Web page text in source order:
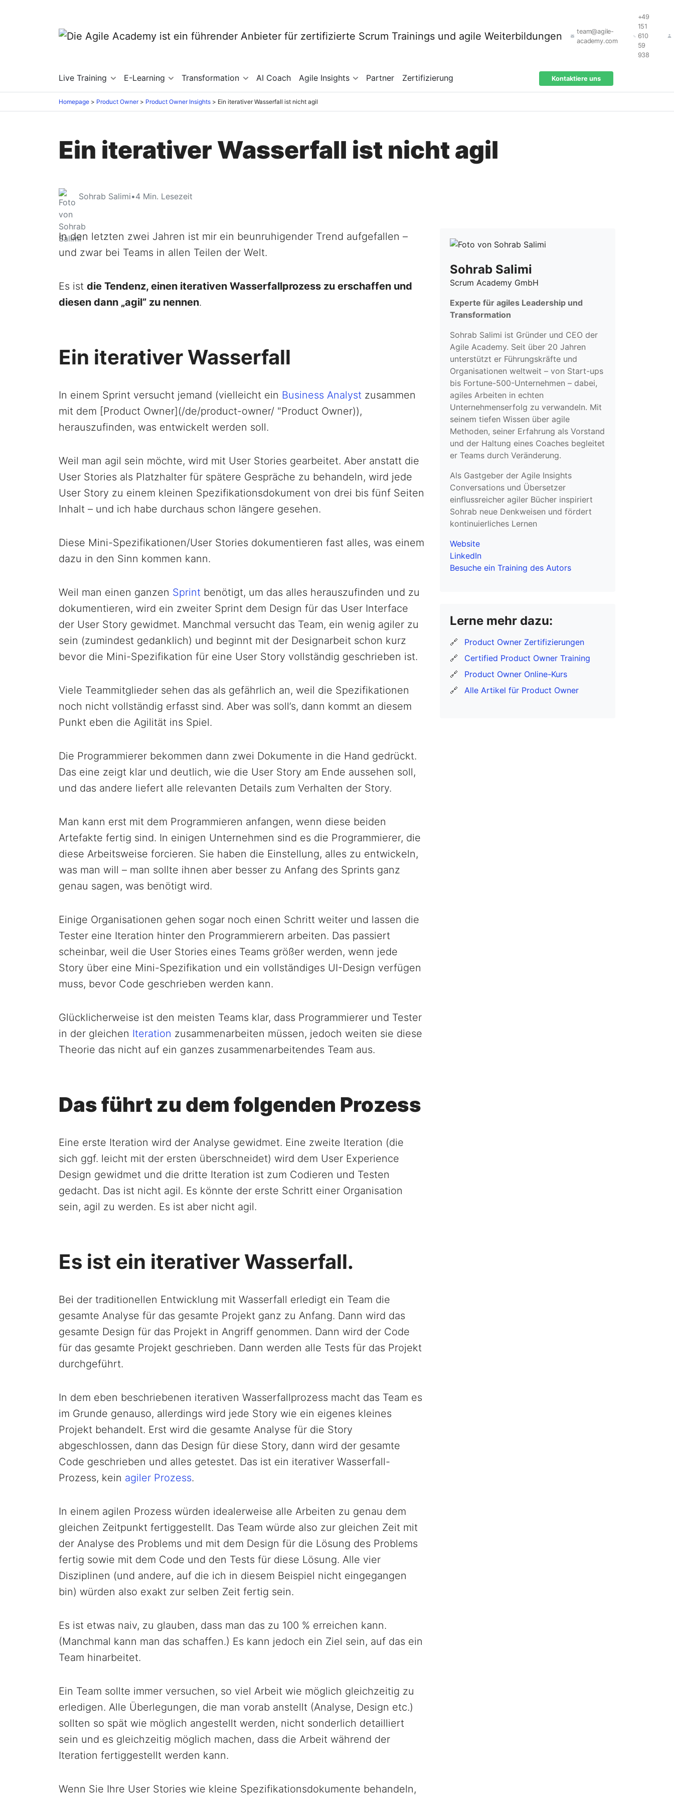
team@agile-
academy.com
+49
151
610
59
938
Live Training E-Learning Transformation AI Coach Agile Insights Partner Zertifizierung Kontaktiere uns
Homepage Product Owner Product Owner Insights Ein iterativer Wasserfall ist nicht agil
Ein iterativer Wasserfall ist nicht agil
Sohrab Salimi•4 Min. Lesezeit
In den letzten zwei Jahren ist mir ein beunruhigender Trend aufgefallen –
und zwar bei Teams in allen Teilen der Welt.
Es ist die Tendenz, einen iterativen Wasserfallprozess zu erschaffen und
diesen dann „agil” zu nennen.
Ein iterativer Wasserfall
In einem Sprint versucht jemand (vielleicht ein Business Analyst zusammen
mit dem [Product Owner](/de/product-owner/ "Product Owner)),
herauszufinden, was entwickelt werden soll.
Weil man agil sein möchte, wird mit User Stories gearbeitet. Aber anstatt die
User Stories als Platzhalter für spätere Gespräche zu behandeln, wird jede
User Story zu einem kleinen Spezifikationsdokument von drei bis fünf Seiten
Inhalt – und ich habe durchaus schon längere gesehen.
Diese Mini-Spezifikationen/User Stories dokumentieren fast alles, was einem
dazu in den Sinn kommen kann.
Weil man einen ganzen Sprint benötigt, um das alles herauszufinden und zu
dokumentieren, wird ein zweiter Sprint dem Design für das User Interface
der User Story gewidmet. Manchmal versucht das Team, ein wenig agiler zu
sein (zumindest gedanklich) und beginnt mit der Designarbeit schon kurz
bevor die Mini-Spezifikation für eine User Story vollständig geschrieben ist.
Viele Teammitglieder sehen das als gefährlich an, weil die Spezifikationen
noch nicht vollständig erfasst sind. Aber was soll’s, dann kommt an diesem
Punkt eben die Agilität ins Spiel.
Die Programmierer bekommen dann zwei Dokumente in die Hand gedrückt.
Das eine zeigt klar und deutlich, wie die User Story am Ende aussehen soll,
und das andere liefert alle relevanten Details zum Verhalten der Story.
Man kann erst mit dem Programmieren anfangen, wenn diese beiden
Artefakte fertig sind. In einigen Unternehmen sind es die Programmierer, die
diese Arbeitsweise forcieren. Sie haben die Einstellung, alles zu entwickeln,
was man will – man sollte ihnen aber besser zu Anfang des Sprints ganz
genau sagen, was benötigt wird.
Einige Organisationen gehen sogar noch einen Schritt weiter und lassen die
Tester eine Iteration hinter den Programmierern arbeiten. Das passiert
scheinbar, weil die User Stories eines Teams größer werden, wenn jede
Story über eine Mini-Spezifikation und ein vollständiges UI-Design verfügen
muss, bevor Code geschrieben werden kann.
Glücklicherweise ist den meisten Teams klar, dass Programmierer und Tester
in der gleichen Iteration zusammenarbeiten müssen, jedoch weiten sie diese
Theorie das nicht auf ein ganzes zusammenarbeitendes Team aus.
Das führt zu dem folgenden Prozess
Eine erste Iteration wird der Analyse gewidmet. Eine zweite Iteration (die
sich ggf. leicht mit der ersten überschneidet) wird dem User Experience
Design gewidmet und die dritte Iteration ist zum Codieren und Testen
gedacht. Das ist nicht agil. Es könnte der erste Schritt einer Organisation
sein, agil zu werden. Es ist aber nicht agil.
Es ist ein iterativer Wasserfall.
Bei der traditionellen Entwicklung mit Wasserfall erledigt ein Team die
gesamte Analyse für das gesamte Projekt ganz zu Anfang. Dann wird das
gesamte Design für das Projekt in Angriff genommen. Dann wird der Code
für das gesamte Projekt geschrieben. Dann werden alle Tests für das Projekt
durchgeführt.
In dem eben beschriebenen iterativen Wasserfallprozess macht das Team es
im Grunde genauso, allerdings wird jede Story wie ein eigenes kleines
Projekt behandelt. Erst wird die gesamte Analyse für die Story
abgeschlossen, dann das Design für diese Story, dann wird der gesamte
Code geschrieben und alles getestet. Das ist ein iterativer Wasserfall-
Prozess, kein agiler Prozess.
In einem agilen Prozess würden idealerweise alle Arbeiten zu genau dem
gleichen Zeitpunkt fertiggestellt. Das Team würde also zur gleichen Zeit mit
der Analyse des Problems und mit dem Design für die Lösung des Problems
fertig sowie mit dem Code und den Tests für diese Lösung. Alle vier
Disziplinen (und andere, auf die ich in diesem Beispiel nicht eingegangen
bin) würden also exakt zur selben Zeit fertig sein.
Es ist etwas naiv, zu glauben, dass man das zu 100 % erreichen kann.
(Manchmal kann man das schaffen.) Es kann jedoch ein Ziel sein, auf das ein
Team hinarbeitet.
Ein Team sollte immer versuchen, so viel Arbeit wie möglich gleichzeitig zu
erledigen. Alle Überlegungen, die man vorab anstellt (Analyse, Design etc.)
sollten so spät wie möglich angestellt werden, nicht sonderlich detailliert
sein und es gleichzeitig möglich machen, dass die Arbeit während der
Iteration fertiggestellt werden kann.
Wenn Sie Ihre User Stories wie kleine Spezifikationsdokumente behandeln,
Sohrab Salimi
Scrum Academy GmbH
Experte für agiles Leadership und
Transformation
Sohrab Salimi ist Gründer und CEO der
Agile Academy. Seit über 20 Jahren
unterstützt er Führungskräfte und
Organisationen weltweit – von Start-ups
bis Fortune-500-Unternehmen – dabei,
agiles Arbeiten in echten
Unternehmenserfolg zu verwandeln. Mit
seinem tiefen Wissen über agile
Methoden, seiner Erfahrung als Vorstand
und der Haltung eines Coaches begleitet
er Teams durch Veränderung.
Als Gastgeber der Agile Insights
Conversations und Übersetzer
einflussreicher agiler Bücher inspiriert
Sohrab neue Denkweisen und fördert
kontinuierliches Lernen
Website
LinkedIn
Besuche ein Training des Autors
Lerne mehr dazu:
🔗
Product Owner Zertifizierungen
🔗
Certified Product Owner Training
🔗
Product Owner Online-Kurs
🔗
Alle Artikel für Product Owner